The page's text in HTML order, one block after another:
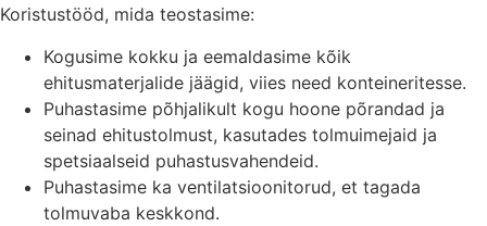
Koristustööd, mida teostasime:
Kogusime kokku ja eemaldasime kõik
ehitusmaterjalide jäägid, viies need konteineritesse.
Puhastasime põhjalikult kogu hoone põrandad ja
seinad ehitustolmust, kasutades tolmuimejaid ja
spetsiaalseid puhastusvahendeid.
Puhastasime ka ventilatsioonitorud, et tagada
tolmuvaba keskkond.